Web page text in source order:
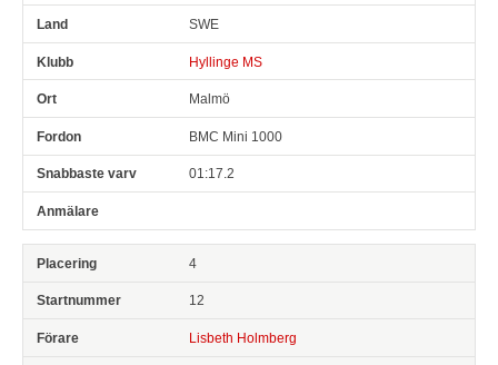
SWE
Hyllinge MS
Malmö
BMC Mini 1000
01:17.2
4
12
Lisbeth Holmberg